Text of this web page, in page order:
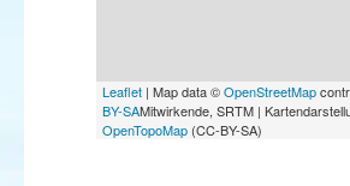
Leaflet | Map data ©OpenStreetMap
BY-SAMitwirkende, SRTM |
OpenTopoMap (CC-BY-SA)